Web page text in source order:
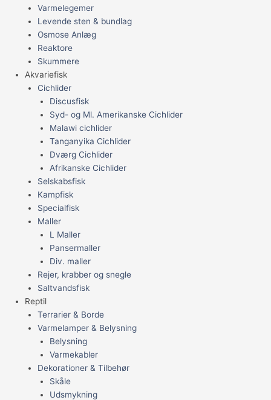
Varmelegemer
Levende sten & bundlag
Osmose Anlæg
Reaktore
Skummere
Akvariefisk
Cichlider
Discusfisk
Syd- og Ml. Amerikanske Cichlider
Malawi cichlider
Tanganyika Cichlider
Dværg Cichlider
Afrikanske Cichlider
Selskabsfisk
Kampfisk
Specialfisk
Maller
L Maller
Pansermaller
Div. maller
Rejer, krabber og snegle
Saltvandsfisk
Reptil
Terrarier & Borde
Varmelamper & Belysning
Belysning
Varmekabler
Dekorationer & Tilbehør
Skåle
Udsmykning